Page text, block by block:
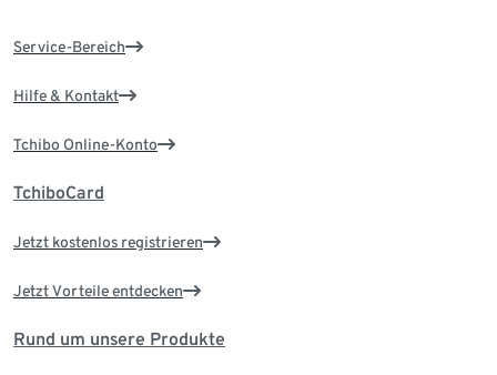
Service-Bereich
Hilfe & Kontakt
Tchibo Online-Konto
TchiboCard
Jetzt kostenlos registrieren
Jetzt Vorteile entdecken
Rund um unsere Produkte